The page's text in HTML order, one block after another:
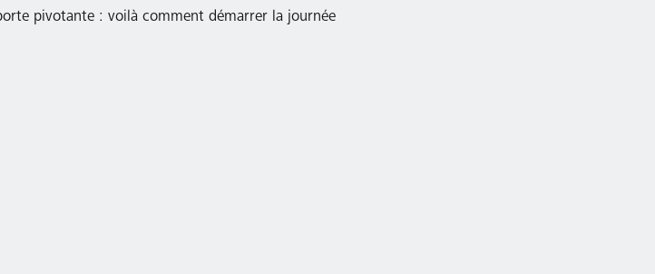
pivotante : voilà comment démarrer la journée